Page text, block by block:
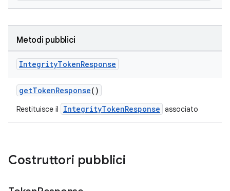
Metodi pubblici
IntegrityTokenResponse
getTokenResponse()
Restituisce il IntegrityTokenResponse associato
Costruttori pubblici